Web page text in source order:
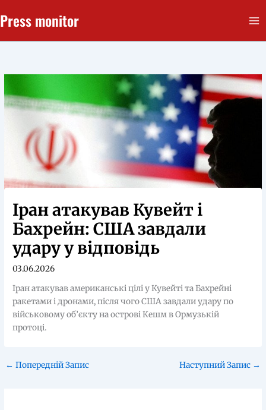
до
Press monitor
Іран атакував Кувейт і
Бахрейн: США завдали
удару у відповідь
03.06.2026
Іран атакував американські цілі у Кувейті та Бахрейні
ракетами і дронами, після чого США завдали удару по
військовому об’єкту на острові Кешм в Ормузькій
протоці.
← Попередній Запис Наступний Запис →